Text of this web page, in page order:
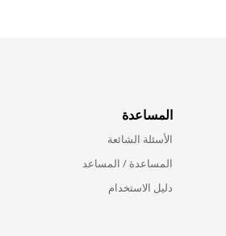
المساعدة
الأسئلة الشائعة
المساعدة / المساعد
دليل الاستخدام